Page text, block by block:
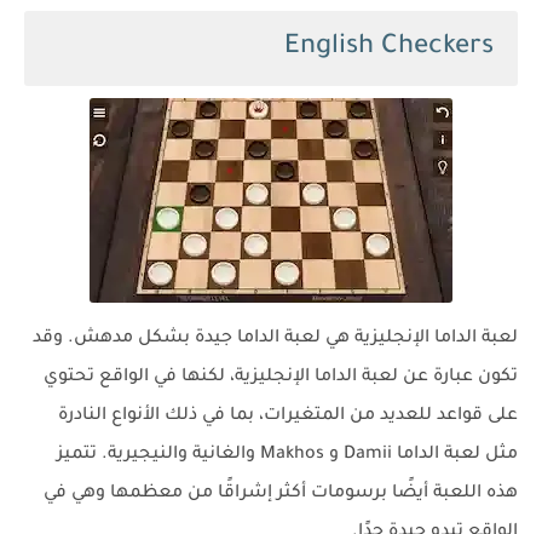
English Checkers
لعبة الداما الإنجليزية هي لعبة الداما جيدة بشكل مدهش. وقد
تكون عبارة عن لعبة الداما الإنجليزية، لكنها في الواقع تحتوي
على قواعد للعديد من المتغيرات، بما في ذلك الأنواع النادرة
مثل لعبة الداما Damii و Makhos والغانية والنيجيرية. تتميز
هذه اللعبة أيضًا برسومات أكثر إشراقًا من معظمها وهي في